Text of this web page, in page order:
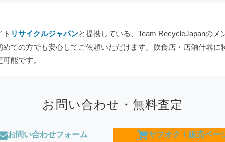
リサイクルジャパンと提携している、Team RecycleJapanの
ての方でも安心してご依頼いただけます。飲食店・店舗什器に
能です。
お問い合わせ・無料査定
お問い合わせフォーム ヤフオク！販売ペー